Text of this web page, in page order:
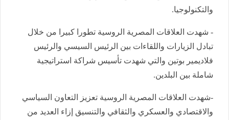
والتكنولوجيا.
- شهدت العلاقات المصرية الروسية تطورا كبيرا من خلال
تبادل الزيارات واللقاءات بين الرئيس السيسي والرئيس
فلاديمير بوتين والتي شهدت تأسيس شراكة استراتيجية
شاملة بين البلدين.
-شهدت العلاقات المصرية الروسية تعزيز التعاون السياسي
والاقتصادي والعسكري والثقافي والتنسيق إزاء العديد من